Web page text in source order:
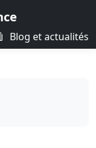
Blog et actualités